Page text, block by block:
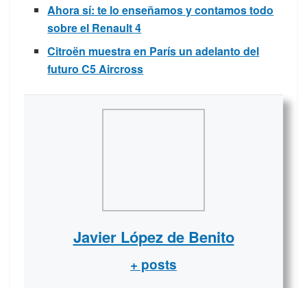
Ahora sí: te lo enseñamos y contamos todo
sobre el Renault 4
Citroën muestra en París un adelanto del
futuro C5 Aircross
Javier López de Benito
+ posts